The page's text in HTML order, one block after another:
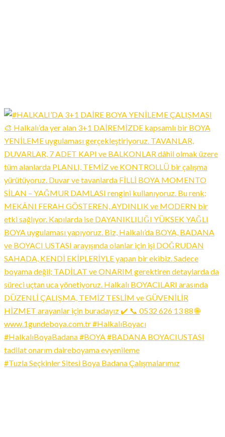
#Tuzla Seçkinler Sitesi Boya Badana Çalışmalarımız